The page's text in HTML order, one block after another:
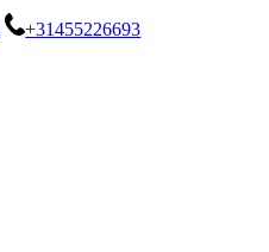
+31455226693